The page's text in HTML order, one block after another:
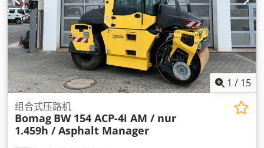
1 / 15
组合式压路机
Bomag BW 154 ACP-4i AM / nur
1.459h / Asphalt Manager